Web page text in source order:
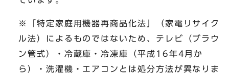
※「特定家庭用機器再商品化法」（家電リサイク
ル法）によるものではないため、テレビ（ブラウ
ン管式）・冷蔵庫・冷凍庫（平成16年4月か
ら）・洗濯機・エアコンとは処分方法が異なりま